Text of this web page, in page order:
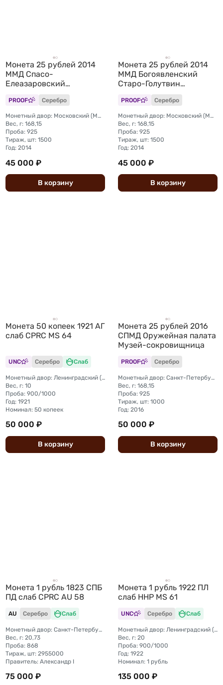
Монета 25 рублей 2014
ММД Спасо-
Елеазаровский
монастырь Псковская
область
PROOF Серебро
Монетный двор: Московский (ММД)
Вес, г: 168,15
Проба: 925
Тираж, шт: 1500
Год: 2014
45 000 ₽
В корзину
Монета 25 рублей 2014
ММД Богоявленский
Старо-Голутвин
монастырь Коломна
Московская область
PROOF Серебро
Монетный двор: Московский (ММД)
Вес, г: 168,15
Проба: 925
Тираж, шт: 1500
Год: 2014
45 000 ₽
В корзину
Монета 50 копеек 1921 АГ
слаб CPRC MS 64
UNC Серебро Слаб
Монетный двор: Ленинградский (ЛМД)
Вес, г: 10
Проба: 900/1000
Год: 1921
Номинал: 50 копеек
50 000 ₽
В корзину
Монета 25 рублей 2016
СПМД Оружейная палата
Музей-сокровищница
PROOF Серебро
Монетный двор: Санкт-Петербургский (СПМД)
Вес, г: 168,15
Проба: 925
Тираж, шт: 1000
Год: 2016
50 000 ₽
В корзину
Монета 1 рубль 1823 СПБ
ПД слаб CPRC AU 58
AU Серебро Слаб
Монетный двор: Санкт-Петербургский монетный двор
Вес, г: 20,73
Проба: 868
Тираж, шт: 2955000
Правитель: Александр I
75 000 ₽
Монета 1 рубль 1922 ПЛ
слаб ННР MS 61
UNC Серебро Слаб
Монетный двор: Ленинградский (ЛМД)
Вес, г: 20
Проба: 900/1000
Год: 1922
Номинал: 1 рубль
135 000 ₽